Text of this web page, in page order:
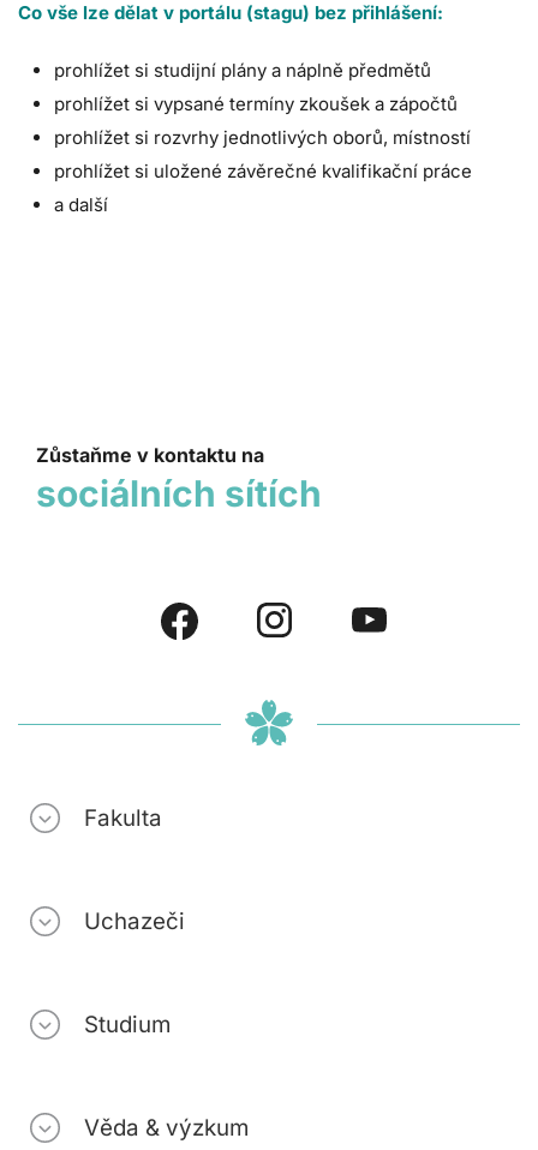
Co vše lze dělat v portálu (stagu) bez přihlášení:
prohlížet si studijní plány a náplně předmětů
prohlížet si vypsané termíny zkoušek a zápočtů
prohlížet si rozvrhy jednotlivých oborů, místností
prohlížet si uložené závěrečné kvalifikační práce
a další
Zůstaňme v kontaktu na
sociálních sítích
Fakulta
Uchazeči
Studium
Věda & výzkum